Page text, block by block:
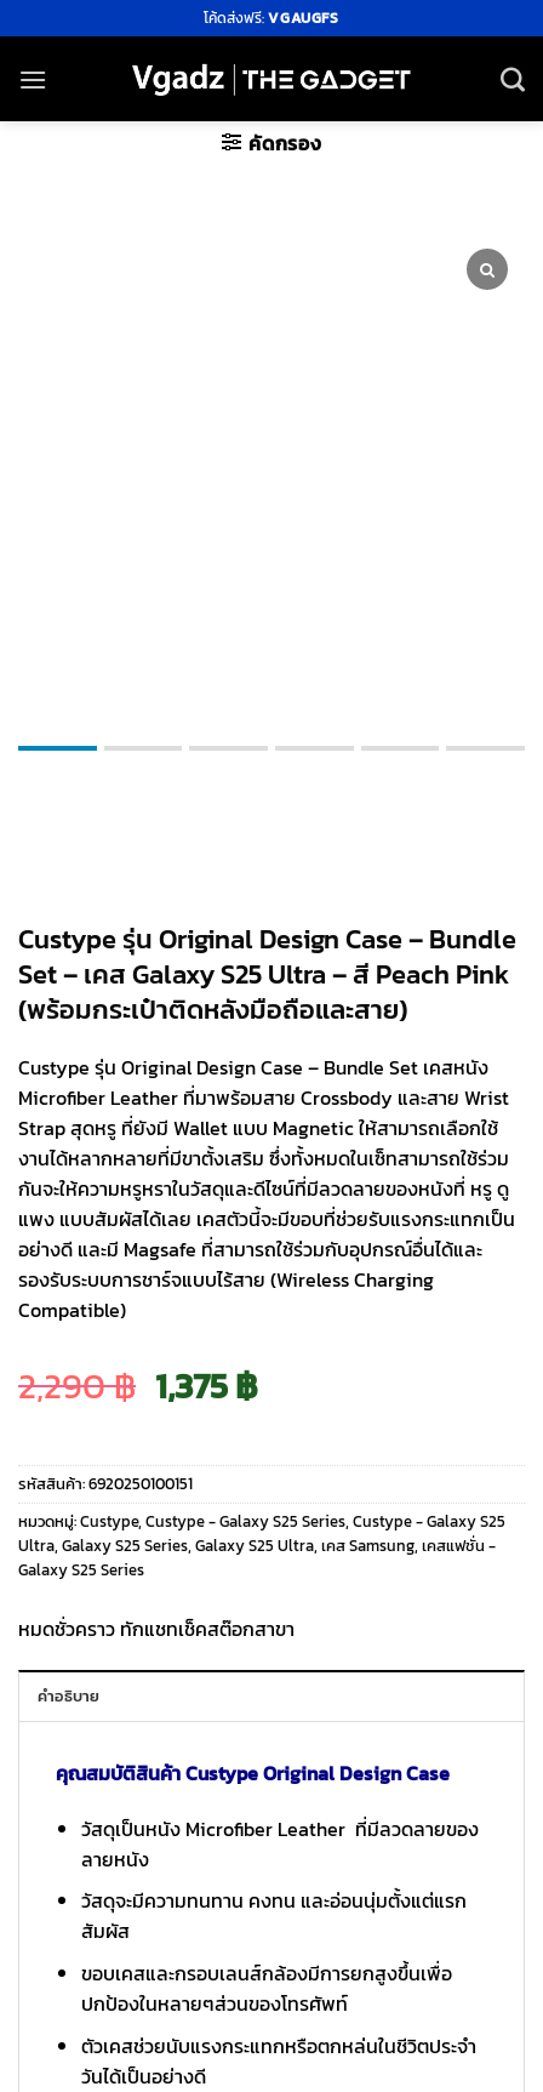
ไป
ยัง
โค้ดส่งฟรี:VGAUGFS
คัดกรอง
Custype รุ่น Original Design Case – Bundle
Set – เคส Galaxy S25 Ultra – สี Peach Pink
(พร้อมกระเป๋าติดหลังมือถือและสาย)
Custype รุ่น Original Design Case – Bundle Set เคสหนัง
Microfiber Leather ที่มาพร้อมสาย Crossbody และสาย Wrist
Strap สุดหรู ที่ยังมี Wallet แบบ Magnetic ให้สามารถเลือกใช้
งานได้หลากหลายที่มีขาตั้งเสริม ซึ่งทั้งหมดในเซ็ทสามารถใช้ร่วม
กันจะให้ความหรูหราในวัสดุและดีไซน์ที่มีลวดลายของหนังที่ หรู ดู
แพง แบบสัมผัสได้เลย เคสตัวนี้จะมีขอบที่ช่วยรับแรงกระแทกเป็น
อย่างดี และมี Magsafe ที่สามารถใช้ร่วมกับอุปกรณ์อื่นได้และ
รองรับระบบการชาร์จแบบไร้สาย (Wireless Charging
Compatible)
2,290฿ Original
price
was:
1,375฿Current
price
is:
รหัสสินค้า:6920250100151
หมวดหมู่:Custype, Custype - Galaxy S25 Series, Custype - Galaxy S25
Ultra, Galaxy S25 Series, Galaxy S25 Ultra, เคส Samsung, เคสแฟชั่น -
Galaxy S25 Series
หมดชั่วคราว ทักแชทเช็คสต๊อกสาขา
คำอธิบาย
คุณสมบัติสินค้า Custype Original Design Case
วัสดุเป็นหนัง Microfiber Leather ที่มีลวดลายของ
ลายหนัง
วัสดุจะมีความทนทาน คงทน และอ่อนนุ่มตั้งแต่แรก
สัมผัส
ขอบเคสและกรอบเลนส์กล้องมีการยกสูงขึ้นเพื่อ
ปกป้องในหลายๆส่วนของโทรศัพท์
ตัวเคสช่วยนับแรงกระแทกหรือตกหล่นในชีวิตประจำ
วันได้เป็นอย่างดี